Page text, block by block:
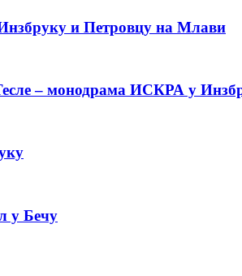
и Петровцу на Млави
– монодрама ИСКРА у
у Бечу